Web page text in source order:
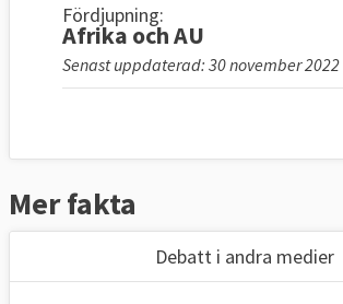
Fördjupning:
Afrika och AU
Senast uppdaterad: 30 november 2022
Mer fakta
Debatt i andra medier